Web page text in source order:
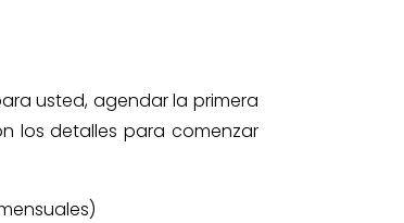
usted, agendar la primera
los detalles para comenzar